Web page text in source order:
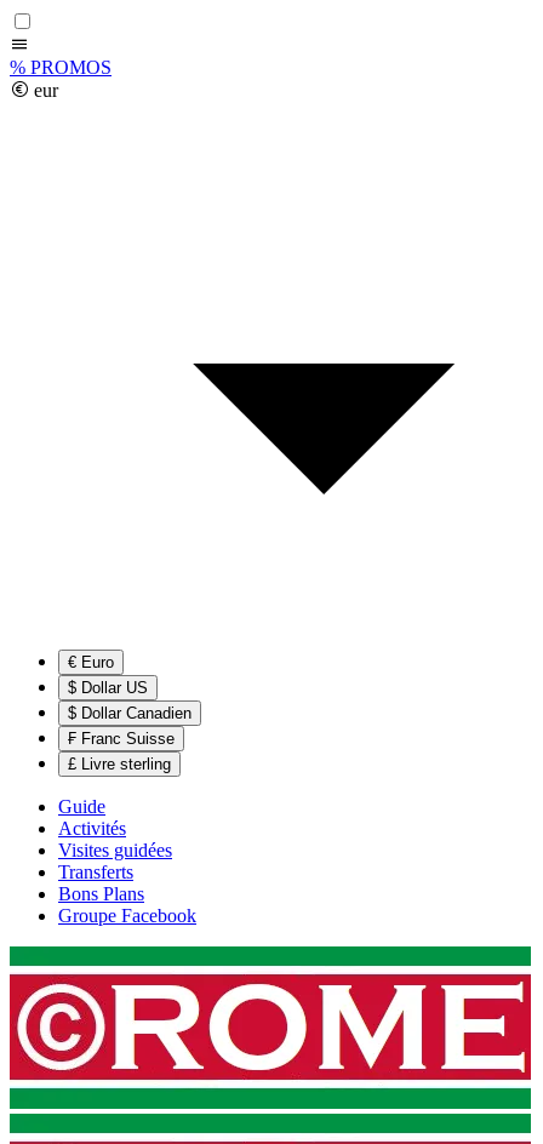
% PROMOS
eur
€ Euro
$ Dollar US
$ Dollar Canadien
₣ Franc Suisse
£ Livre sterling
Guide
Activités
Visites guidées
Transferts
Bons Plans
Groupe Facebook